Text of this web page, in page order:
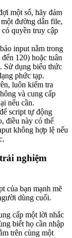
một số, hãy đảm
đường dẫn file,
quyền truy cập
input nằm trong
120) hoặc tuân
Sử dụng biểu thức
phức tạp.
luôn kiểm tra
và cung cấp
nếu cần.
script tự động
điều này có thể
không hợp lệ nếu
nghiệm
của bạn mạnh mẽ
dùng cuối.
cấp một lời nhắc
biết họ cần nhập
trên cùng một